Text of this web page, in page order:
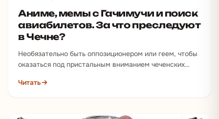
Аниме, мемы с Гачимучи и поиск
авиабилетов. За что преследуют
в Чечне?
Необязательно быть оппозиционером или геем, чтобы
оказаться под пристальным вниманием чеченских
сталкивались с абсурдными причинами для
Читать